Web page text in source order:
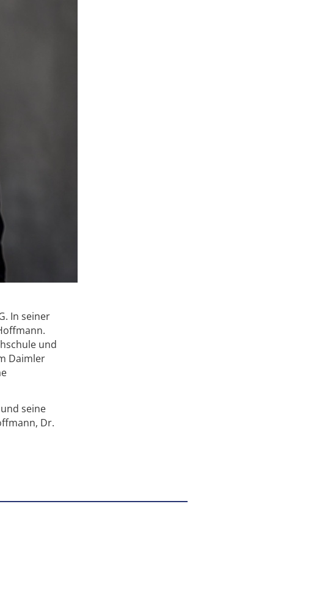
In seiner
und
Daimler
seine
Dr.